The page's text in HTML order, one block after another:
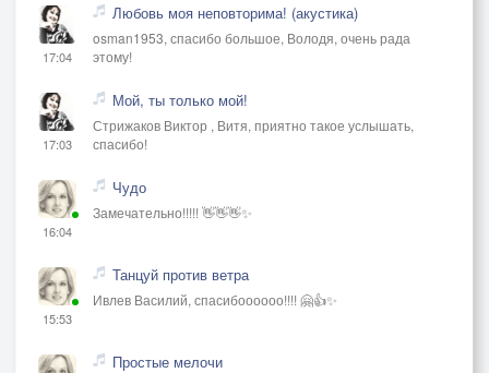
17:04
Любовь моя неповторима! (акустика)
osman1953, спасибо большое, Володя, очень рада
этому!
17:03
Мой, ты только мой!
Стрижаков Виктор , Витя, приятно такое услышать,
спасибо!
16:04
Чудо
Замечательно!!!!! 👋👋👋✨
15:53
Танцуй против ветра
Ивлев Василий, спасибоооооо!!!! 🤗👍✨
Простые мелочи